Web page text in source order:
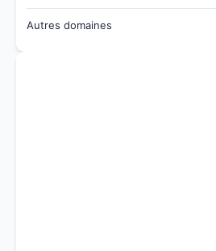
Autres domaines